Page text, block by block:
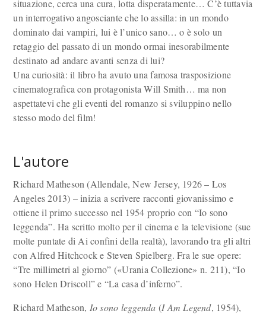
situazione, cerca una cura, lotta disperatamente… C’è tuttavia
un interrogativo angosciante che lo assilla: in un mondo
dominato dai vampiri, lui è l’unico sano… o è solo un
retaggio del passato di un mondo ormai inesorabilmente
destinato ad andare avanti senza di lui?
Una curiosità: il libro ha avuto una famosa trasposizione
cinematografica con protagonista Will Smith… ma non
aspettatevi che gli eventi del romanzo si sviluppino nello
stesso modo del film!
L'autore
Richard Matheson (Allendale, New Jersey, 1926 – Los
Angeles 2013) – inizia a scrivere racconti giovanissimo e
ottiene il primo successo nel 1954 proprio con “Io sono
leggenda”. Ha scritto molto per il cinema e la televisione (sue
molte puntate di Ai confini della realtà), lavorando tra gli altri
con Alfred Hitchcock e Steven Spielberg. Fra le sue opere:
“Tre millimetri al giorno” («Urania Collezione» n. 211), “Io
sono Helen Driscoll” e “La casa d’inferno”.
Richard Matheson, Io sono leggenda (I Am Legend, 1954),